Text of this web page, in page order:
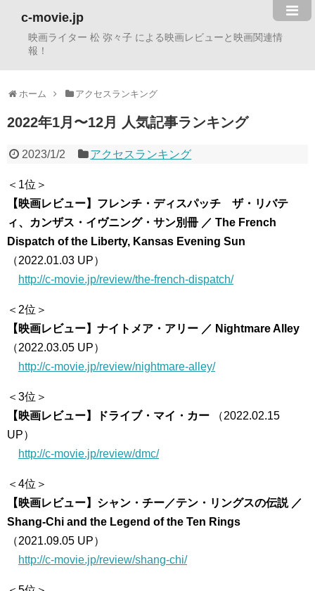
c-movie.jp
映画ライター 松 弥々子 による映画レビューと映画関連情
報！
ホーム アクセスランキング
2022年1月〜12月 人気記事ランキング
2023/1/2 アクセスランキング
＜1位＞
【映画レビュー】フレンチ・ディスパッチ ザ・リバテ
ィ、カンザス・イヴニング・サン別冊 ／ The French
Dispatch of the Liberty, Kansas Evening Sun
（2022.01.03 UP）
http://c-movie.jp/review/the-french-dispatch/
＜2位＞
【映画レビュー】ナイトメア・アリー ／ Nightmare Alley
（2022.03.05 UP）
http://c-movie.jp/review/nightmare-alley/
＜3位＞
【映画レビュー】ドライブ・マイ・カー （2022.02.15
UP）
http://c-movie.jp/review/dmc/
＜4位＞
【映画レビュー】シャン・チー／テン・リングスの伝説 ／
Shang-Chi and the Legend of the Ten Rings
（2021.09.05 UP）
http://c-movie.jp/review/shang-chi/